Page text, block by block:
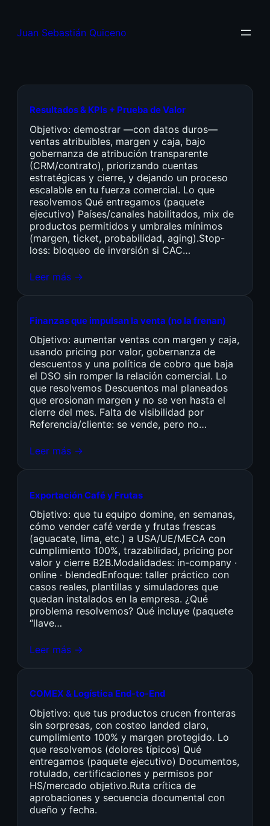
Juan Sebastián Quiceno
Resultados & KPIs + Prueba de Valor
Objetivo: demostrar —con datos duros—
ventas atribuibles, margen y caja, bajo
gobernanza de atribución transparente
(CRM/contrato), priorizando cuentas
estratégicas y cierre, y dejando un proceso
escalable en tu fuerza comercial. Lo que
resolvemos Qué entregamos (paquete
ejecutivo) Países/canales habilitados, mix de
productos permitidos y umbrales mínimos
(margen, ticket, probabilidad, aging).Stop-
loss: bloqueo de inversión si CAC…
Leer más →
Finanzas que impulsan la venta (no la frenan)
Objetivo: aumentar ventas con margen y caja,
usando pricing por valor, gobernanza de
descuentos y una política de cobro que baja
el DSO sin romper la relación comercial. Lo
que resolvemos Descuentos mal planeados
que erosionan margen y no se ven hasta el
cierre del mes. Falta de visibilidad por
Referencia/cliente: se vende, pero no…
Leer más →
Exportación Café y Frutas
Objetivo: que tu equipo domine, en semanas,
cómo vender café verde y frutas frescas
(aguacate, lima, etc.) a USA/UE/MECA con
cumplimiento 100%, trazabilidad, pricing por
valor y cierre B2B.Modalidades: in-company ·
online · blendedEnfoque: taller práctico con
casos reales, plantillas y simuladores que
quedan instalados en la empresa. ¿Qué
problema resolvemos? Qué incluye (paquete
“llave…
Leer más →
COMEX & Logística End-to-End
Objetivo: que tus productos crucen fronteras
sin sorpresas, con costeo landed claro,
cumplimiento 100% y margen protegido. Lo
que resolvemos (dolores típicos) Qué
entregamos (paquete ejecutivo) Documentos,
rotulado, certificaciones y permisos por
HS/mercado objetivo.Ruta crítica de
aprobaciones y secuencia documental con
dueño y fecha.